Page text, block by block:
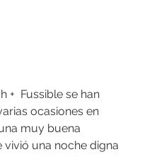
+  Fussible se han
ocasiones en
muy buena
vivió una noche digna